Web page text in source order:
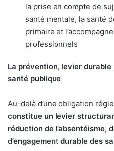
la prise en compte de
santé mentale, la santé
primaire et
professionnels
La prévention, levier
santé publique
Au-delà d’une obligation
constitue un levier
réduction de l’absentéisme,
d’engagement durable des